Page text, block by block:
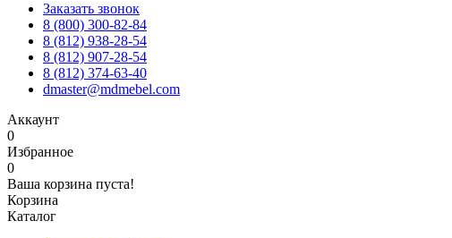
Заказать звонок
8 (800) 300-82-84
8 (812) 938-28-54
8 (812) 907-28-54
8 (812) 374-63-40
dmaster@mdmebel.com
Аккаунт
0
Избранное
0
Ваша корзина пуста!
Корзина
Каталог